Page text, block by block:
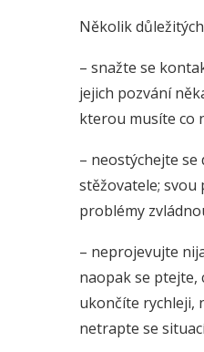
Několik
– snažte se
jejich pozvání
kterou musíte co
– neostýchejte
stěžovatele; svou
problémy
– neprojevujte
naopak se ptejte,
ukončíte rychleji,
netrapte se